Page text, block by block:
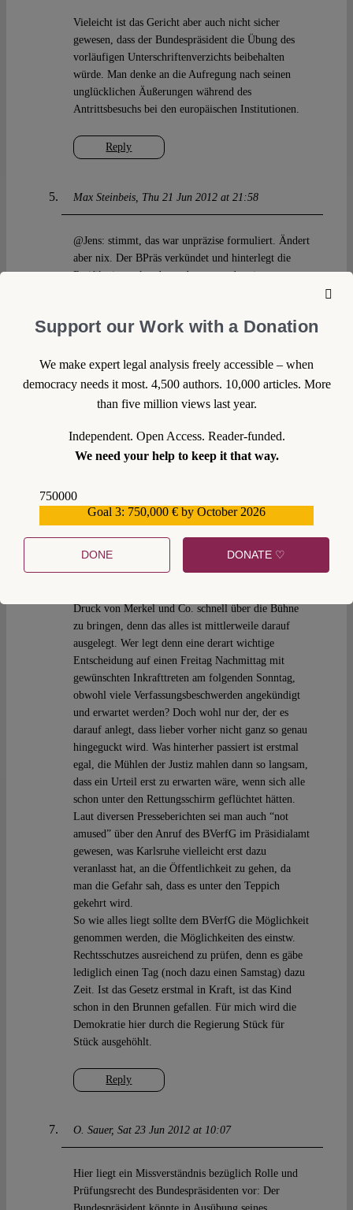
Reply
Vieleicht ist das Gericht aber auch nicht sicher
gewesen, dass der Bundespräsident die Übung des
vorläufigen Unterschriftenverzichts beibehalten
würde. Man denke an die Aufregung nach seinen
unglücklichen Äußerungen während des
Antrittsbesuchs bei den europäischen Institutionen.
Max Steinbeis Thu 21 Jun 2012 at 21:58
@Jens: stimmt, das war unpräzise formuliert. Ändert
aber nix. Der BPräs verkündet und hinterlegt die
Ratifikationsurkunde, und wenn er das eine getan
iSv politics macht… Und wenn das so ist, dann kann
man auch auf den Gedanken kommen, dass der
Zeitpunkt für den Beschluss neulich, einstweilige
erlauben, auch kein Zufall war.
Reply
Sehe hier auch eher die Notwendigkeit, den
Druck von Merkel und Co. schnell über die Bühne
zu bringen, denn das alles ist mittlerweile darauf
ausgelegt. Wer legt denn eine derart wichtige
Entscheidung auf einen Freitag Nachmittag mit
gewünschten Inkrafttreten am folgenden Sonntag,
obwohl viele Verfassungsbeschwerden angekündigt
und erwartet werden? Doch wohl nur der, der es
darauf anlegt, dass lieber vorher nicht ganz so genau
hingeguckt wird. Was hinterher passiert ist erstmal
egal, die Mühlen der Justiz mahlen dann so langsam,
dass ein Urteil erst zu erwarten wäre, wenn sich alle
schon unter den Rettungsschirm geflüchtet hätten.
Laut diversen Presseberichten sei man auch “not
amused” über den Anruf des BVerfG im Präsidialamt
gewesen, was Karlsruhe vielleicht erst dazu
veranlasst hat, an die Öffentlichkeit zu gehen, da
man die Gefahr sah, dass es unter den Teppich
gekehrt wird.
So wie alles liegt sollte dem BVerfG die Möglichkeit
genommen werden, die Möglichkeiten des einstw.
Rechtsschutzes ausreichend zu prüfen, denn es gäbe
lediglich einen Tag (noch dazu einen Samstag) dazu
Zeit. Ist das Gesetz erstmal in Kraft, ist das Kind
schon in den Brunnen gefallen. Für mich wird die
Demokratie hier durch die Regierung Stück für
Stück ausgehöhlt.
O. Sauer Sat 23 Jun 2012 at 10:07
Hier liegt ein Missverständnis bezüglich Rolle und
Prüfungsrecht des Bundespräsidenten vor: Der
Support our Work with a Donation
We make expert legal analysis freely accessible – when
democracy needs it most. 4,500 authors. 10,000 articles. More
than five million views last year.
Independent. Open Access. Reader-funded.
We need your help to keep it that way.
750000
Goal 3: 750,000 € by October 2026
DONE DONATE ♡